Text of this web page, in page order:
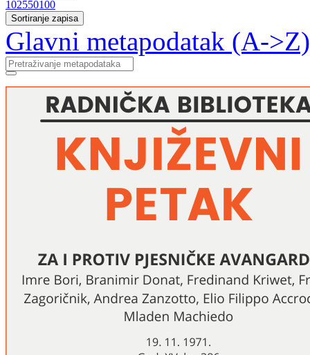
102550100
Sortiranje zapisa
Glavni metapodatak (A->Z)